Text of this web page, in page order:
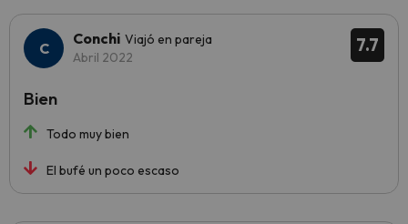
7.7
Conchi Viajó en pareja
Abril 2022
Todo muy bien
El bufé un poco escaso
Bien